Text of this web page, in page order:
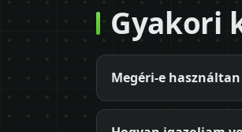
Gyakori
Megéri-e használtan